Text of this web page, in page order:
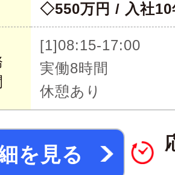
◇550万円 / 入社10
[1]08:15-17:00
実働8時間
休憩あり
を見る